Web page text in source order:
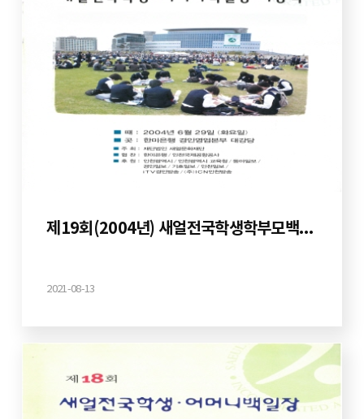
제19회(2004년) 새얼전국학생학부모백일장
2021-08-13